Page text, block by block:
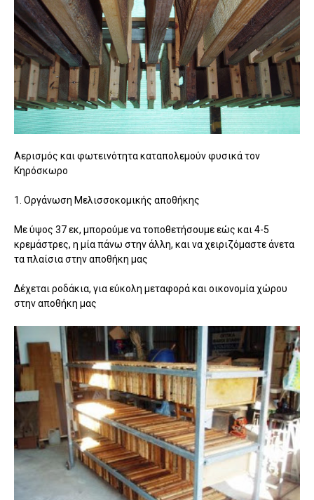
Αερισμός και φωτεινότητα καταπολεμούν φυσικά τον
Κηρόσκωρο
1. Οργάνωση Μελισσοκομικής αποθήκης
Με ύψος 37 εκ, μπορούμε να τοποθετήσουμε εώς και 4-5
κρεμάστρες, η μία πάνω στην άλλη, και να χειριζόμαστε άνετα
τα πλαίσια στην αποθήκη μας
Δέχεται ροδάκια, για εύκολη μεταφορά και οικονομία χώρου
στην αποθήκη μας